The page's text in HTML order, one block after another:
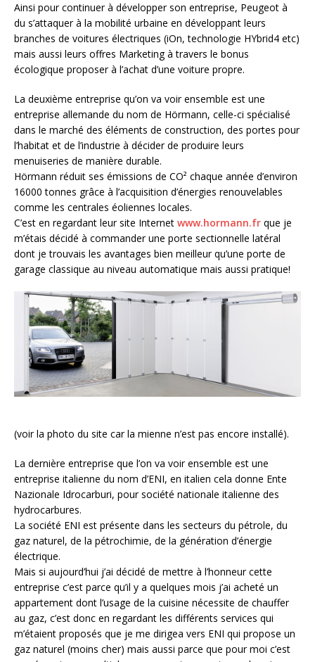
Ainsi pour continuer à développer son entreprise, Peugeot à
du s’attaquer à la mobilité urbaine en développant leurs
branches de voitures électriques (iOn, technologie HYbrid4 etc)
mais aussi leurs offres Marketing à travers le bonus
écologique proposer à l’achat d’une voiture propre.
La deuxième entreprise qu’on va voir ensemble est une
entreprise allemande du nom de Hörmann, celle-ci spécialisé
dans le marché des éléments de construction, des portes pour
l’habitat et de l’industrie à décider de produire leurs
menuiseries de manière durable.
Hörmann réduit ses émissions de CO² chaque année d’environ
16000 tonnes grâce à l’acquisition d’énergies renouvelables
comme les centrales éoliennes locales.
C’est en regardant leur site Internet www.hormann.fr que je
m’étais décidé à commander une porte sectionnelle latéral
dont je trouvais les avantages bien meilleur qu’une porte de
garage classique au niveau automatique mais aussi pratique!
(voir la photo du site car la mienne n’est pas encore installé).
La dernière entreprise que l’on va voir ensemble est une
entreprise italienne du nom d’ENI, en italien cela donne Ente
Nazionale Idrocarburi, pour société nationale italienne des
hydrocarbures.
La société ENI est présente dans les secteurs du pétrole, du
gaz naturel, de la pétrochimie, de la génération d’énergie
électrique.
Mais si aujourd’hui j’ai décidé de mettre à l’honneur cette
entreprise c’est parce qu’il y a quelques mois j’ai acheté un
appartement dont l’usage de la cuisine nécessite de chauffer
au gaz, c’est donc en regardant les différents services qui
m’étaient proposés que je me dirigea vers ENI qui propose un
gaz naturel (moins cher) mais aussi parce que pour moi c’est